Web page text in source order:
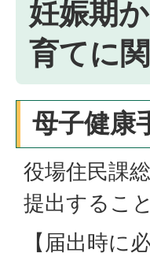
妊娠期
育てに
母子健康
役場住民課
提出するこ
【届出時に